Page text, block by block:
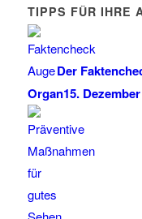
TIPPS FÜR IHRE
Der
Organ15.